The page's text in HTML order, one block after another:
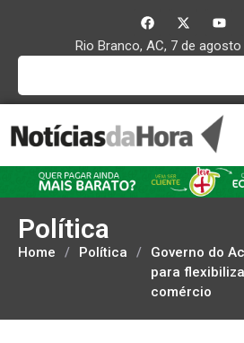
Rio Branco, AC, 7 de agosto
Política
Home / Política /
Governo do
para
comércio